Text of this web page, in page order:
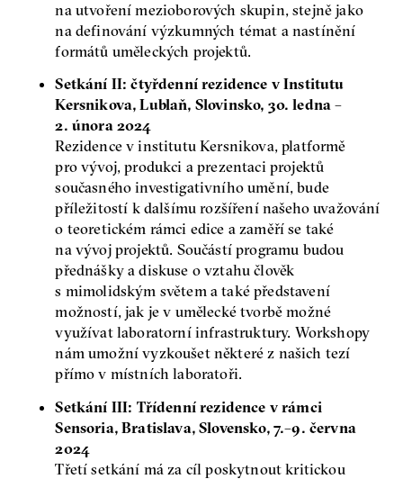
na utvoření mezioborových skupin, stejně jako
na definování výzkumných témat a nastínění
formátů uměleckých projektů.
Setkání II: čtyřdenní rezidence v Institutu
Kersnikova, Lublaň, Slovinsko, 30. ledna –
2. února 2024
Rezidence v institutu Kersnikova, platformě
pro vývoj, produkci a prezentaci projektů
současného investigativního umění, bude
příležitostí k dalšímu rozšíření našeho uvažování
o teoretickém rámci edice a zaměří se také
na vývoj projektů. Součástí programu budou
přednášky a diskuse o vztahu člověk
s mimolidským světem a také představení
možností, jak je v umělecké tvorbě možné
využívat laboratorní infrastruktury. Workshopy
nám umožní vyzkoušet některé z našich tezí
přímo v místních laboratoři.
Setkání III: Třídenní rezidence v rámci
Sensoria, Bratislava, Slovensko, 7.–9. června
2024
Třetí setkání má za cíl poskytnout kritickou